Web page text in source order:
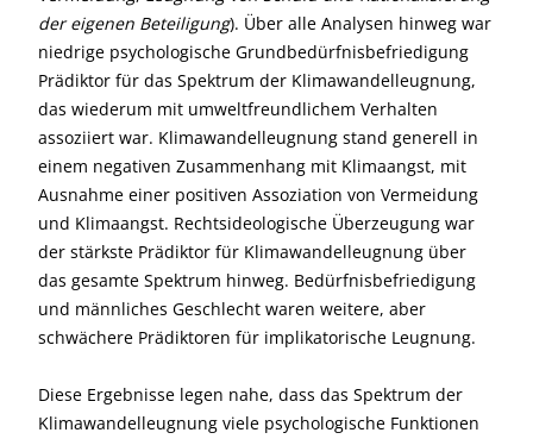
der eigenen Beteiligung). Über alle Analysen hinweg war
niedrige psychologische Grundbedürfnisbefriedigung
Prädiktor für das Spektrum der Klimawandelleugnung,
das wiederum mit umweltfreundlichem Verhalten
assoziiert war. Klimawandelleugnung stand generell in
einem negativen Zusammenhang mit Klimaangst, mit
Ausnahme einer positiven Assoziation von Vermeidung
und Klimaangst. Rechtsideologische Überzeugung war
der stärkste Prädiktor für Klimawandelleugnung über
das gesamte Spektrum hinweg. Bedürfnisbefriedigung
und männliches Geschlecht waren weitere, aber
schwächere Prädiktoren für implikatorische Leugnung.
Diese Ergebnisse legen nahe, dass das Spektrum der
Klimawandelleugnung viele psychologische Funktionen